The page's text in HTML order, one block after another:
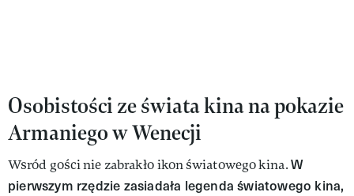
Osobistości ze świata kina na pokazie
Armaniego w Wenecji
Wsród gości nie zabrakło ikon światowego kina.W
pierwszym rzędzie zasiadała legenda światowego kina,